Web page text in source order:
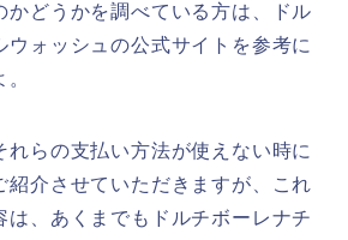
かどうかを調べている方は、ドル
ウォッシュの公式サイトを参考に
れらの支払い方法が使えない時に
紹介させていただきますが、これ
は、あくまでもドルチボーレナチ